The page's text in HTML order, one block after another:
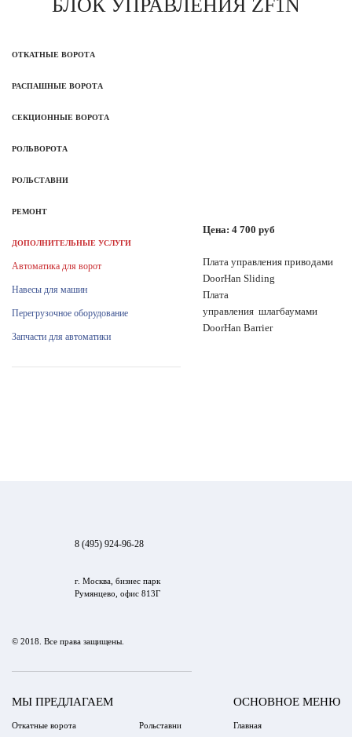
БЛОК УПРАВЛЕНИЯ ZF1N
ОТКАТНЫЕ ВОРОТА
РАСПАШНЫЕ ВОРОТА
СЕКЦИОННЫЕ ВОРОТА
РОЛЬВОРОТА
РОЛЬСТАВНИ
РЕМОНТ
ДОПОЛНИТЕЛЬНЫЕ УСЛУГИ
Автоматика для ворот
Навесы для машин
Перегрузочное оборудование
Запчасти для автоматики
Цена: 4 700 руб
Плата управления приводами
DoorHan Sliding
Плата
управления шлагбаумами
DoorHan Barrier
8 (495) 924-96-28
г. Москва, бизнес парк
Румянцево, офис 813Г
© 2018. Все права защищены.
МЫ ПРЕДЛАГАЕМ
Откатные ворота Рольставни
ОСНОВНОЕ МЕНЮ
Главная